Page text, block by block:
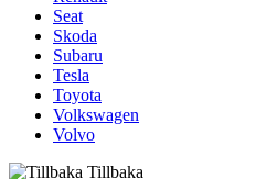
Seat
Skoda
Subaru
Tesla
Toyota
Volkswagen
Volvo
Tillbaka